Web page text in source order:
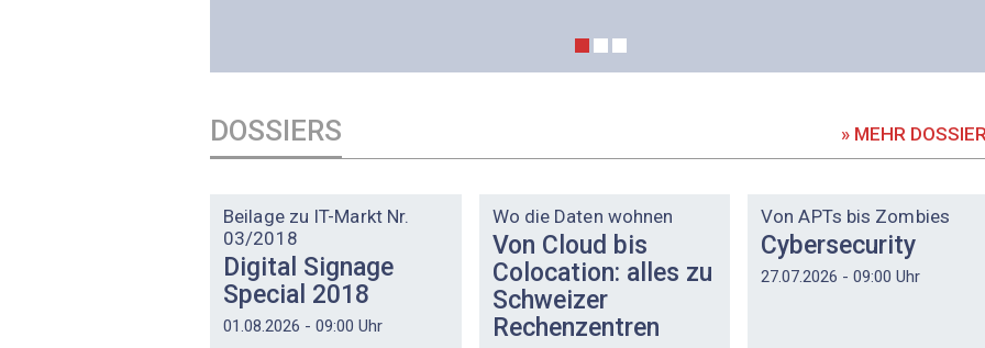
DOSSIERS » MEHR
Beilage zu IT-Markt Nr.
03/2018
Digital Signage
Special 2018
01.08.2026 - 09:00 Uhr
Wo die Daten wohnen
Von Cloud bis
Colocation: alles zu
Schweizer
Rechenzentren
Von APTs bis Zombies
Cybersecurity
27.07.2026 - 09:00 Uhr